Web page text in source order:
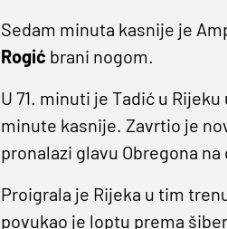
Sedam minuta kasnije je
Rogić brani nogom.
U 71. minuti je Tadić u Rijeku
minute kasnije. Zavrtio je
pronalazi glavu Obregona
Proigrala je Rijeka u tim
povukao je loptu prema